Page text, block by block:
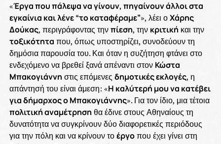
«Έργα που πάλεψα να γίνουν, πηγαίνουν άλλοι στα
εγκαίνια και λένε “το καταφέραμε”», λέει οΧάρης
Δούκας, περιγράφοντας τηνπίεση, την κριτική και την
τοξικότητα που, όπως υποστηρίζει, συνοδεύουν τη
δημόσια παρουσία του. Και όταν η συζήτηση φτάνει στο
ενδεχόμενο να βρεθεί ξανά απέναντι στον Κώστα
Μπακογιάννη στις επόμενες δημοτικές εκλογές, η
απάντησή του είναι άμεση: «Η καλύτερή μου να κατέβει
για δήμαρχος ο Μπακογιάννης». Για τον ίδιο, μια τέτοια
πολιτική αναμέτρηση θα έδινε στους Αθηναίους τη
δυνατότητα να συγκρίνουν δύο διαφορετικές περιόδους
για την πόλη και να κρίνουν τοέργοπου έχει γίνει στη